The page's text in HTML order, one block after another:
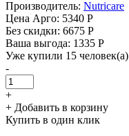
Производитель: Nutricare
Цена Арго: 5340 Р
Без скидки: 6675 Р
Ваша выгода: 1335 Р
Уже купили 15 человек(а)
-
+
+ Добавить в корзину
Купить в один клик